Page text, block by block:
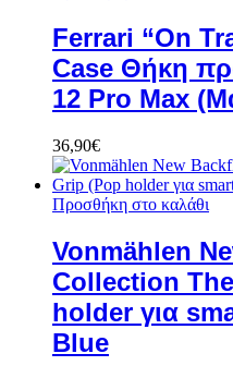
Ferrari “On
Case Θήκη
12 Pro Max
36,90€
Προσθήκη στο καλάθι
Vonmählen
Collection
holder για
Blue